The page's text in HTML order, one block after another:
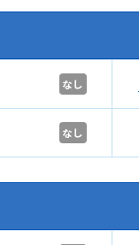
なし
なし